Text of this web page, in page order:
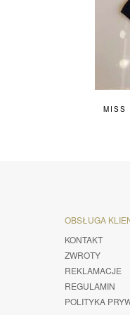
MISS
OBSŁUGA
KONTAKT
ZWROTY
REKLAMACJE
REGULAMIN
POLITYKA